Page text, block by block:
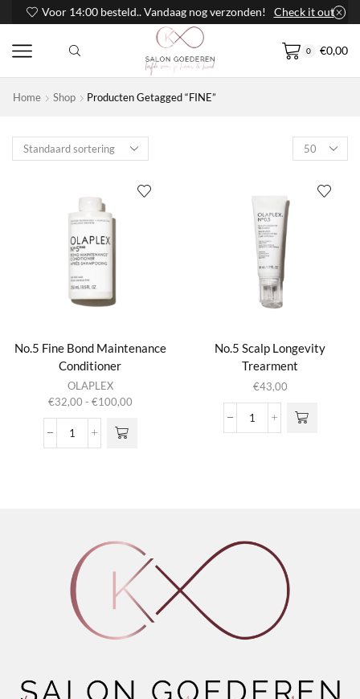
Voor 14:00 besteld.. Vandaag nog verzonden! Check it out
0 €0,00
Home Shop Producten Getagged “FINE”
Products
per
No.5 Fine Bond Maintenance
Conditioner
OLAPLEX
€32,00 - €100,00Prijsklasse:
No.5
heeft
meerdere
Deze optie
No.5 Scalp Longevity
Trearment
€43,00
No.5